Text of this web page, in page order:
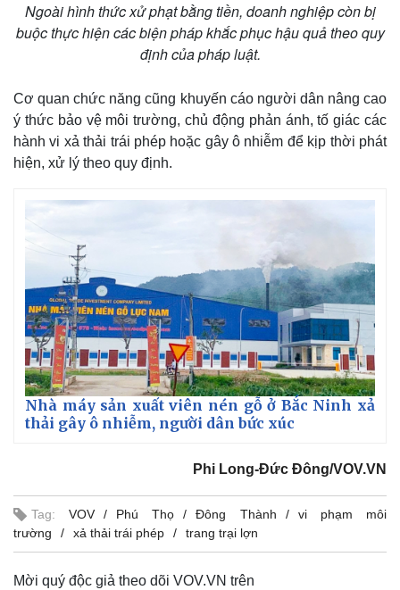
Ngoài hình thức xử phạt bằng tiền, doanh nghiệp còn bị
buộc thực hiện các biện pháp khắc phục hậu quả theo quy
định của pháp luật.
Cơ quan chức năng cũng khuyến cáo người dân nâng cao
ý thức bảo vệ môi trường, chủ động phản ánh, tố giác các
hành vi xả thải trái phép hoặc gây ô nhiễm để kịp thời phát
hiện, xử lý theo quy định.
Nhà máy sản xuất viên nén gỗ ở Bắc Ninh xả
thải gây ô nhiễm, người dân bức xúc
Phi Long-Đức Đông/VOV.VN
Tag: VOV Phú Thọ Đông Thành
vi phạm môi
trường
xả thải trái phép trang trại lợn
Mời quý độc giả theo dõi VOV.VN trên